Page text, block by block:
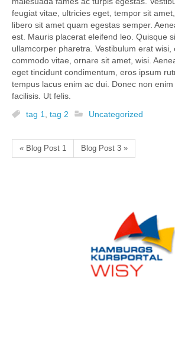
feugiat vitae, ultricies eget, tempor sit
libero sit amet quam egestas semper.
est. Mauris placerat eleifend leo. Quisque
ullamcorper pharetra. Vestibulum erat wisi,
commodo vitae, ornare sit amet, wisi.
eget tincidunt condimentum, eros ipsum
tempus lacus enim ac dui. Donec non
facilisis. Ut felis.
tag 1
tag 2 Uncategorized
« Blog Post 1 Blog Post 3 »